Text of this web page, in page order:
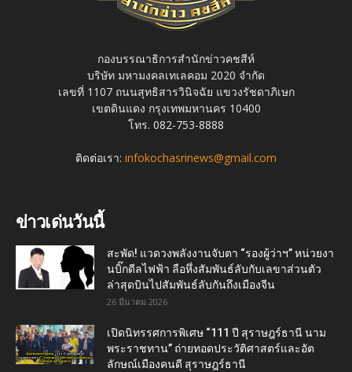
กองบรรณาธิการสำนักข่าวคชสีห์
บริษัท มหามงคลเทเลคอม 2020 จำกัด
เลขที่ 1107 ถนนสุทธิสารวินิจฉัย แขวงรัชดาภิเษก
เขตดินแดง กรุงเทพมหานคร 10400
โทร. 082-753-8888
ติดต่อเรา: infokochasrinews@gmail.com
ข่าวเด่นวันนี้
สะพัด! แวดวงพลังงานจับตา “รองผู้ว่าฯ” หน่วยงา
นบิ๊กดีลไฟฟ้า ลือหึ่งสัมพันธ์ลับกับเลขาส่วนตัว
ล่าสุดบินไปสัมพันธ์ลับกันถึงเมืองจีน
26 มีนาคม 2026
เปิดนิทรรศการพิเศษ “111 ปี สุราษฎร์ธานี นาม
พระราชทาน” ถ่ายทอดประวัติศาสตร์และอัต
ลักษณ์เมืองคนดี สุราษฎร์ธานี